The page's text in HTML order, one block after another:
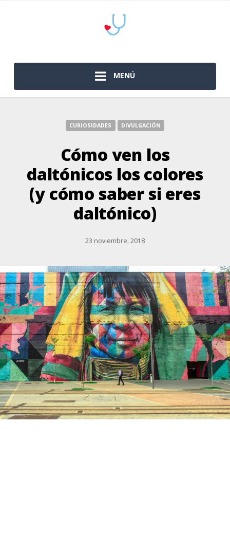
MENÚ
CURIOSIDADES DIVULGACIÓN
Cómo ven los
daltónicos los colores
(y cómo saber si eres
daltónico)
23 noviembre, 2018